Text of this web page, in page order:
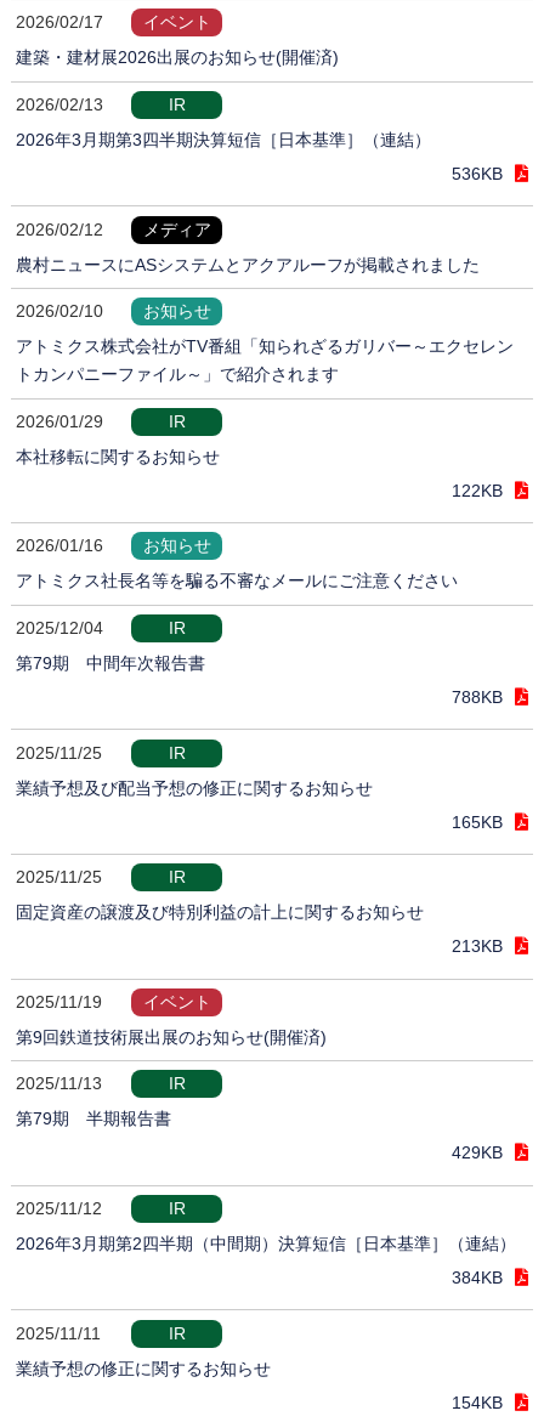
2026/02/17
イベント
建築・建材展2026出展のお知らせ(開催済)
2026/02/13
IR
2026年3月期第3四半期決算短信［日本基準］（連結）
536KB
2026/02/12
メディア
農村ニュースにASシステムとアクアルーフが掲載されました
2026/02/10
お知らせ
アトミクス株式会社がTV番組「知られざるガリバー～エクセレン
トカンパニーファイル～」で紹介されます
2026/01/29
IR
本社移転に関するお知らせ
122KB
2026/01/16
お知らせ
アトミクス社長名等を騙る不審なメールにご注意ください
2025/12/04
IR
第79期 中間年次報告書
788KB
2025/11/25
IR
業績予想及び配当予想の修正に関するお知らせ
165KB
2025/11/25
IR
固定資産の譲渡及び特別利益の計上に関するお知らせ
213KB
2025/11/19
イベント
第9回鉄道技術展出展のお知らせ(開催済)
2025/11/13
IR
第79期 半期報告書
429KB
2025/11/12
IR
2026年3月期第2四半期（中間期）決算短信［日本基準］（連結）
384KB
2025/11/11
IR
業績予想の修正に関するお知らせ
154KB